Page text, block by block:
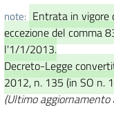
note: Entrata in
eccezione del comma
l'1/1/2013.
Decreto-Legge
2012, n. 135 (in SO n.
(Ultimo